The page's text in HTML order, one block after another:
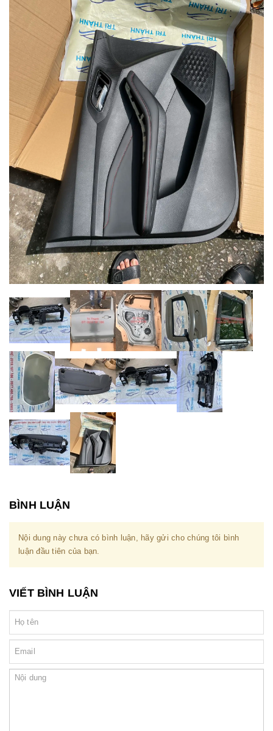
BÌNH LUẬN
Nội dung này chưa có bình luận, hãy gửi cho chúng tôi bình
luận đầu tiên của bạn.
VIẾT BÌNH LUẬN